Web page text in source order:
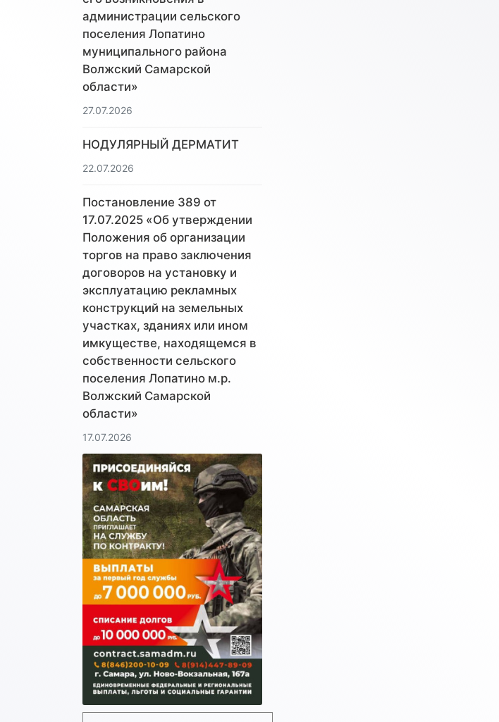
администрации сельского
поселения Лопатино
муниципального района
Волжский Самарской
области»
27.07.2026
НОДУЛЯРНЫЙ ДЕРМАТИТ
22.07.2026
Постановление 389 от
17.07.2025 «Об утверждении
Положения об организации
торгов на право заключения
договоров на установку и
эксплуатацию рекламных
конструкций на земельных
участках, зданиях или ином
имкуществе, находящемся в
собственности сельского
поселения Лопатино м.р.
Волжский Самарской
области»
17.07.2026